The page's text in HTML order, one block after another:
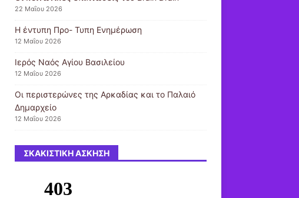
22 Μαΐου 2026
Η έντυπη Προ- Τυπη Ενημέρωση
12 Μαΐου 2026
Ιερός Ναός Αγίου Βασιλείου
12 Μαΐου 2026
Οι περιστερώνες της Αρκαδίας και το Παλαιό
Δημαρχείο
12 Μαΐου 2026
ΣΚΑΚΙΣΤΙΚΉ ΆΣΚΗΣΗ